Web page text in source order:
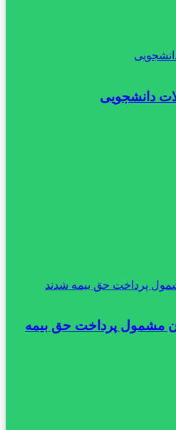
روستاییان مشمول پرداخت حق بیمه